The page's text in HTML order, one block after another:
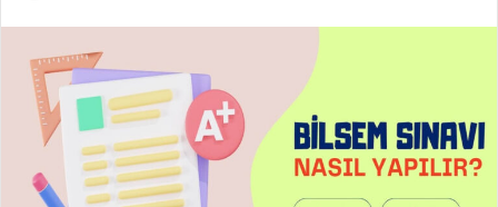
göndermek